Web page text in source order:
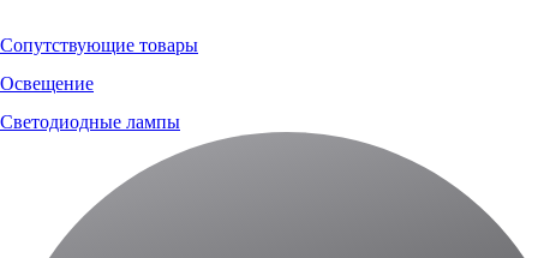
Сопутствующие товары
Освещение
Светодиодные лампы